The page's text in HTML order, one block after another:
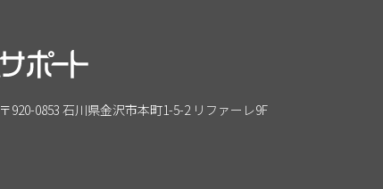
〒920-0853 石川県金沢市本町1-5-2 リファーレ9F